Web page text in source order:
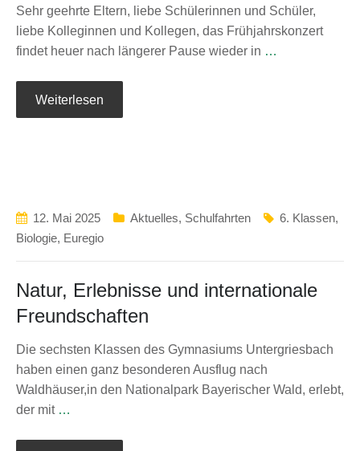
Sehr geehrte Eltern, liebe Schülerinnen und Schüler,
liebe Kolleginnen und Kollegen, das Frühjahrskonzert
findet heuer nach längerer Pause wieder in …
Weiterlesen
12. Mai 2025 Aktuelles, Schulfahrten 6. Klassen,
Biologie, Euregio
Natur, Erlebnisse und internationale
Freundschaften
Die sechsten Klassen des Gymnasiums Untergriesbach
haben einen ganz besonderen Ausflug nach
Waldhäuser,in den Nationalpark Bayerischer Wald, erlebt,
der mit …